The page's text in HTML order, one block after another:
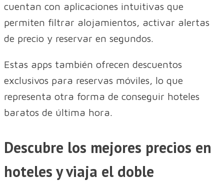
cuentan con aplicaciones intuitivas que
permiten filtrar alojamientos, activar alertas
de precio y reservar en segundos.
Estas apps también ofrecen descuentos
exclusivos para reservas móviles, lo que
representa otra forma de conseguir hoteles
baratos de última hora.
Descubre los mejores precios en
hoteles y viaja el doble